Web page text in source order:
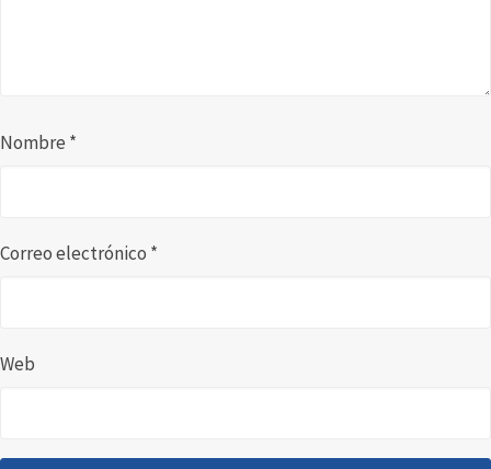
Nombre *
Correo electrónico *
Web